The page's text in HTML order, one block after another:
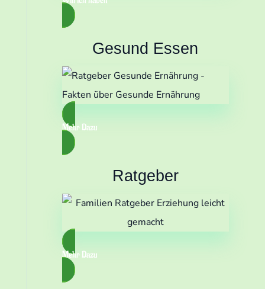
Gesund Essen
Mehr Dazu
Ratgeber
Mehr Dazu